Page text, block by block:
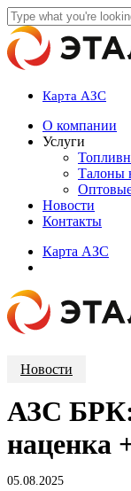
Skip
to
main
content
Close
Search
Карта АЗС
account
Menu
О компании
Услуги
Талоны
Новости
Контакты
Карта АЗС
Новости
АЗС
наценка
05.08.2025